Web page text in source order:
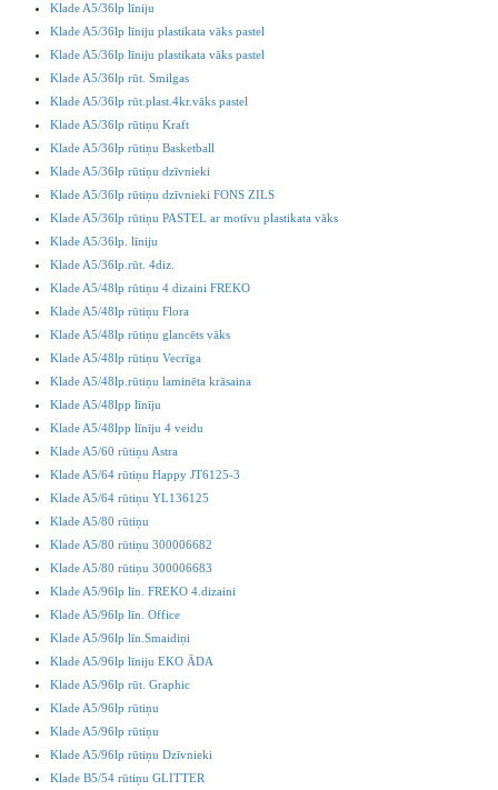
Klade A5/36lp līniju
Klade A5/36lp līniju plastikata vāks pastel
Klade A5/36lp līniju plastikata vāks pastel
Klade A5/36lp rūt. Smilgas
Klade A5/36lp rūt.plast.4kr.vāks pastel
Klade A5/36lp rūtiņu Kraft
Klade A5/36lp rūtiņu Basketball
Klade A5/36lp rūtiņu dzīvnieki
Klade A5/36lp rūtiņu dzīvnieki FONS ZILS
Klade A5/36lp rūtiņu PASTEL ar motīvu plastikata vāks
Klade A5/36lp. līniju
Klade A5/36lp.rūt. 4diz.
Klade A5/48lp rūtiņu 4 dizaini FREKO
Klade A5/48lp rūtiņu Flora
Klade A5/48lp rūtiņu glancēts vāks
Klade A5/48lp rūtiņu Vecrīga
Klade A5/48lp.rūtiņu laminēta krāsaina
Klade A5/48lpp līnīju
Klade A5/48lpp līnīju 4 veidu
Klade A5/60 rūtiņu Astra
Klade A5/64 rūtiņu Happy JT6125-3
Klade A5/64 rūtiņu YL136125
Klade A5/80 rūtiņu
Klade A5/80 rūtiņu 300006682
Klade A5/80 rūtiņu 300006683
Klade A5/96lp līn. FREKO 4.dizaini
Klade A5/96lp līn. Office
Klade A5/96lp līn.Smaidiņi
Klade A5/96lp līniju EKO ĀDA
Klade A5/96lp rūt. Graphic
Klade A5/96lp rūtiņu
Klade A5/96lp rūtiņu
Klade A5/96lp rūtiņu Dzīvnieki
Klade B5/54 rūtiņu GLITTER